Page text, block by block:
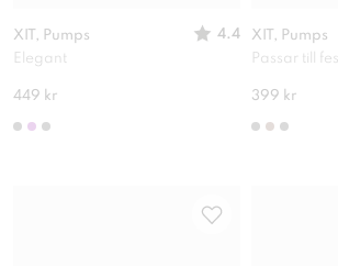
XIT, Pumps
4.4
Elegant
449 kr
XIT, Pumps
Passar till
399 kr